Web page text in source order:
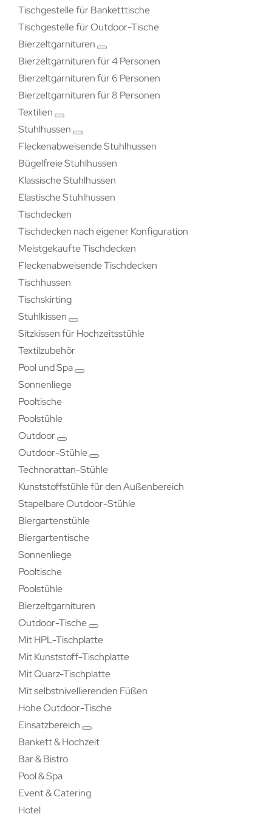
Tischgestelle für Banketttische
Tischgestelle für Outdoor-Tische
Bierzeltgarnituren
Bierzeltgarnituren für 4 Personen
Bierzeltgarnituren für 6 Personen
Bierzeltgarnituren für 8 Personen
Textilien
Stuhlhussen
Fleckenabweisende Stuhlhussen
Bügelfreie Stuhlhussen
Klassische Stuhlhussen
Elastische Stuhlhussen
Tischdecken
Tischdecken nach eigener Konfiguration
Meistgekaufte Tischdecken
Fleckenabweisende Tischdecken
Tischhussen
Tischskirting
Stuhlkissen
Sitzkissen für Hochzeitsstühle
Textilzubehör
Pool und Spa
Sonnenliege
Pooltische
Poolstühle
Outdoor
Outdoor-Stühle
Technorattan-Stühle
Kunststoffstühle für den Außenbereich
Stapelbare Outdoor-Stühle
Biergartenstühle
Biergartentische
Sonnenliege
Pooltische
Poolstühle
Bierzeltgarnituren
Outdoor-Tische
Mit HPL-Tischplatte
Mit Kunststoff-Tischplatte
Mit Quarz-Tischplatte
Mit selbstnivellierenden Füßen
Hohe Outdoor-Tische
Einsatzbereich
Bankett & Hochzeit
Bar & Bistro
Pool & Spa
Event & Catering
Hotel